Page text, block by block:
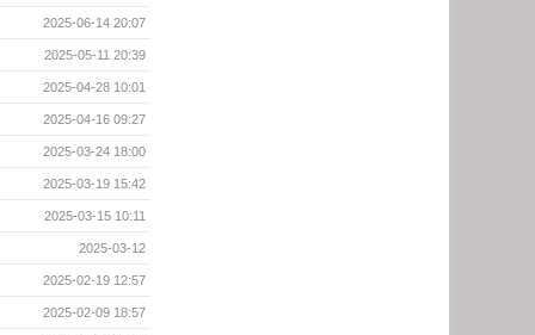
2025-06-14 20:07
2025-05-11 20:39
2025-04-28 10:01
2025-04-16 09:27
2025-03-24 18:00
2025-03-19 15:42
2025-03-15 10:11
2025-03-12
2025-02-19 12:57
2025-02-09 18:57